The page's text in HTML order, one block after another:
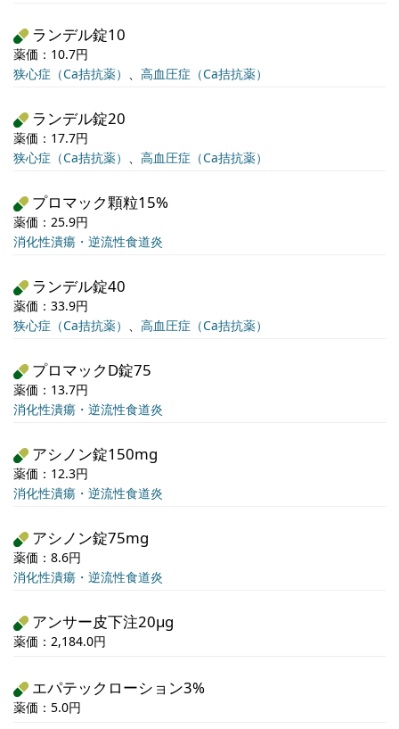
ランデル錠10
薬価：10.7円
狭心症（Ca拮抗薬） 、 高血圧症（Ca拮抗薬）
ランデル錠20
薬価：17.7円
狭心症（Ca拮抗薬） 、 高血圧症（Ca拮抗薬）
プロマック顆粒15%
薬価：25.9円
消化性潰瘍・逆流性食道炎
ランデル錠40
薬価：33.9円
狭心症（Ca拮抗薬） 、 高血圧症（Ca拮抗薬）
プロマックD錠75
薬価：13.7円
消化性潰瘍・逆流性食道炎
アシノン錠150mg
薬価：12.3円
消化性潰瘍・逆流性食道炎
アシノン錠75mg
薬価：8.6円
消化性潰瘍・逆流性食道炎
アンサー皮下注20μg
薬価：2,184.0円
エパテックローション3%
薬価：5.0円